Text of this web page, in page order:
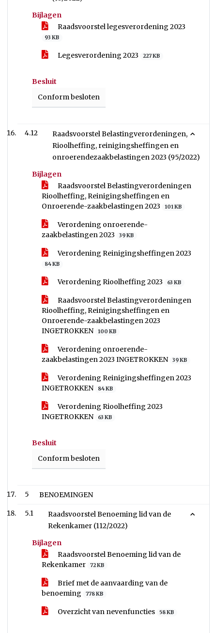
Bijlagen
Raadsvoorstel legesverordening 2023
93 KB
Legesverordening 2023 227 KB
Besluit
Conform besloten
4.12
Raadsvoorstel Belastingverordeningen,
Rioolheffing, reinigingsheffingen en
onroerendezaakbelastingen 2023 (95/2022)
Bijlagen
Raadsvoorstel Belastingverordeningen
Rioolheffing, Reinigingsheffingen en
Onroerende-zaakbelastingen 2023
101 KB
Verordening onroerende-
zaakbelastingen 2023
39 KB
Verordening Reinigingsheffingen 2023
84 KB
Verordening Rioolheffing 2023 63 KB
Raadsvoorstel Belastingverordeningen
Rioolheffing, Reinigingsheffingen en
Onroerende-zaakbelastingen 2023
INGETROKKEN
100 KB
Verordening onroerende-
zaakbelastingen 2023 INGETROKKEN
39 KB
Verordening Reinigingsheffingen 2023
INGETROKKEN
84 KB
Verordening Rioolheffing 2023
INGETROKKEN
63 KB
Besluit
Conform besloten
5 BENOEMINGEN
5.1
Raadsvoorstel Benoeming lid van de
Rekenkamer (112/2022)
Bijlagen
Raadsvoorstel Benoeming lid van de
Rekenkamer
72 KB
Brief met de aanvaarding van de
benoeming
778 KB
Overzicht van nevenfuncties 58 KB